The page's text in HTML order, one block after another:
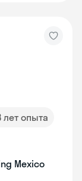
лет опыта
Mexico